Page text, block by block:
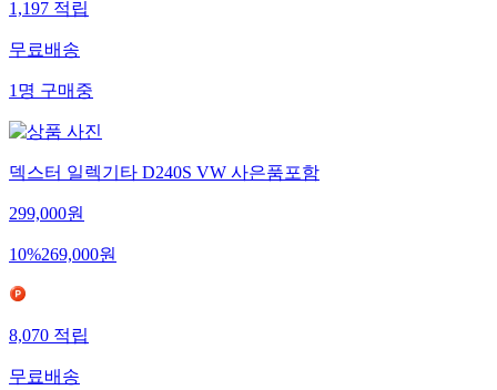
1,197적립
무료배송
1명구매중
덱스터 일렉기타 D240S VW 사은품포함
299,000원
10%269,000원
8,070적립
무료배송